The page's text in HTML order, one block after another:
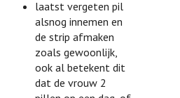
laatst vergeten pil
alsnog innemen en
de strip afmaken
zoals gewoonlijk,
ook al betekent dit
dat de vrouw 2